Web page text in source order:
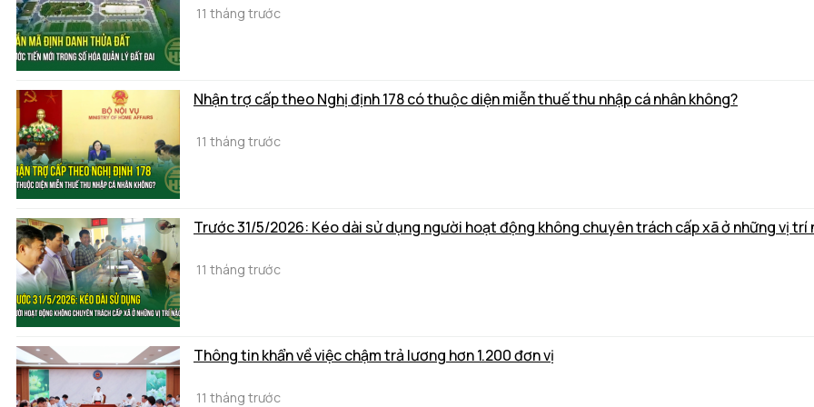
11 tháng trước
Nhận trợ cấp theo Nghị định 178 có thuộc diện miễn thuế thu nhập cá nhân không?
11 tháng trước
Trước 31/5/2026: Kéo dài sử dụng người hoạt động không chuyên trách cấp xã ở những vị trí
11 tháng trước
Thông tin khẩn về việc chậm trả lương hơn 1.200 đơn vị
11 tháng trước